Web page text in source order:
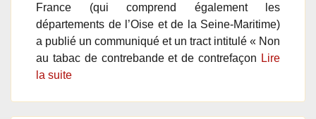
France (qui comprend également les
départements de l’Oise et de la Seine-Maritime)
a publié un communiqué et un tract intitulé « Non
au tabac de contrebande et de contrefaçon Lire
la suite